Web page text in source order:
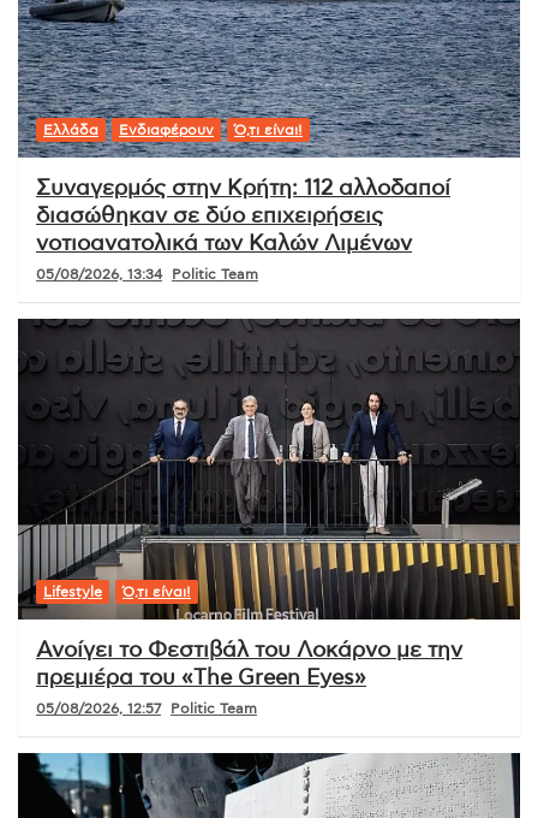
Ελλάδα Ενδιαφέρουν Ό,τι είναι!
Συναγερμός στην Κρήτη: 112 αλλοδαποί
διασώθηκαν σε δύο επιχειρήσεις
νοτιοανατολικά των Καλών Λιμένων
05/08/2026, 13:34 Politic Team
Lifestyle Ό,τι είναι!
Ανοίγει το Φεστιβάλ του Λοκάρνο με την
πρεμιέρα του «The Green Eyes»
05/08/2026, 12:57 Politic Team